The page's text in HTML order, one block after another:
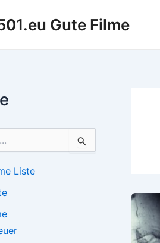
Gute Filme
Liste